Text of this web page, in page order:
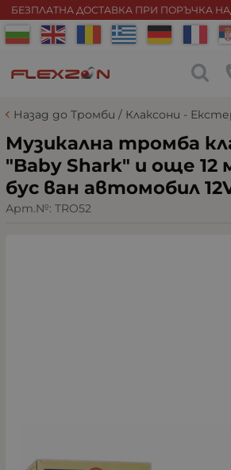
БЕЗПЛАТНА ДОСТАВКА ПРИ ПОРЪЧКА
Назад до Тромби / Клаксони -
Музикална тромба
"Baby Shark" и още 12
бус ван автомобил
Арт.№: TRO52